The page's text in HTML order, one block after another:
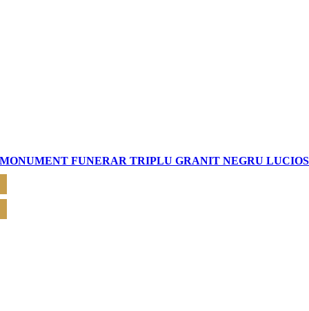
MONUMENT FUNERAR TRIPLU GRANIT NEGRU LUCIOS